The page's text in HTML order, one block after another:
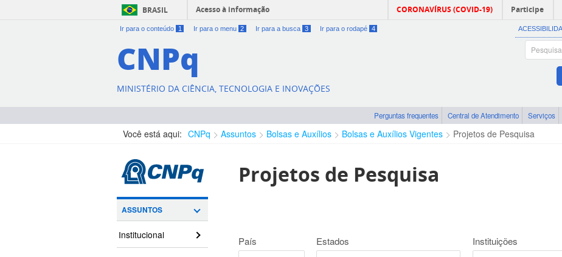
BRASIL Acesso à informação CORONAVÍRUS (COVID-19) Participe
Ir para o conteúdo 1 Ir para o menu 2 Ir para a busca 3 Ir para o rodapé 4
CNPq
MINISTÉRIO DA CIÊNCIA, TECNOLOGIA E INOVAÇÕES
Perguntas frequentes Central de Atendimento Serviços
Você está aqui: CNPq Assuntos Bolsas e Auxílios Bolsas e Auxílios Vigentes Projetos de Pesquisa
ASSUNTOS
Institucional
Projetos de Pesquisa
País Estados Instituições